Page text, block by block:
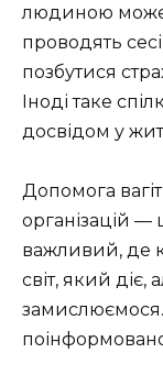
людиною може
проводять
позбутися
Іноді таке
досвідом у
Допомога
організацій
важливий, де
світ, який